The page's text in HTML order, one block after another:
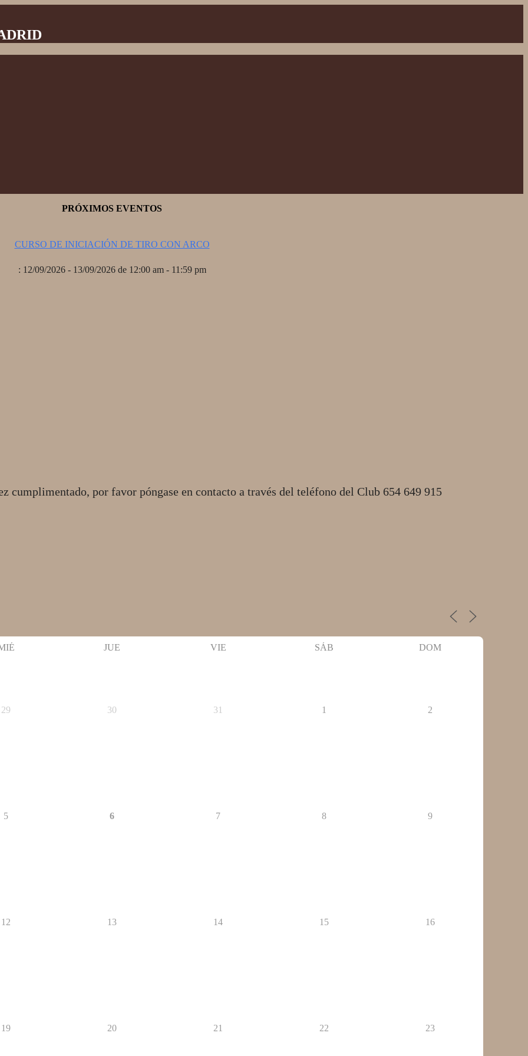
PRÓXIMOS EVENTOS
CURSO DE INICIACIÓN DE TIRO CON ARCO
: 12/09/2026 - 13/09/2026 de 12:00 am - 11:59 pm
cumplimentado, por favor póngase en contacto a través del teléfono del Club 654 649 915
JUE VIE SÁB DOM
29 30 31 1 2
5 6 7 8 9
12 13 14 15 16
19 20 21 22 23